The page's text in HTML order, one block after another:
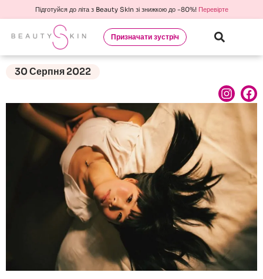
Підготуйся до літа з Beauty Skin зі знижкою до -80%! Перевірте
Призначати зустріч
30 Серпня 2022